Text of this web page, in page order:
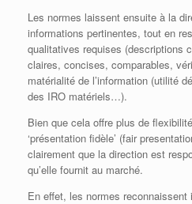
Les normes laissent ensuite à la
informations pertinentes, tout en
qualitatives requises (descriptions
claires, concises, comparables,
matérialité de l’information (utilité
des IRO matériels…).
Bien que cela offre plus de
‘présentation fidèle’ (fair
clairement que la direction est
qu’elle fournit au marché.
En effet, les normes